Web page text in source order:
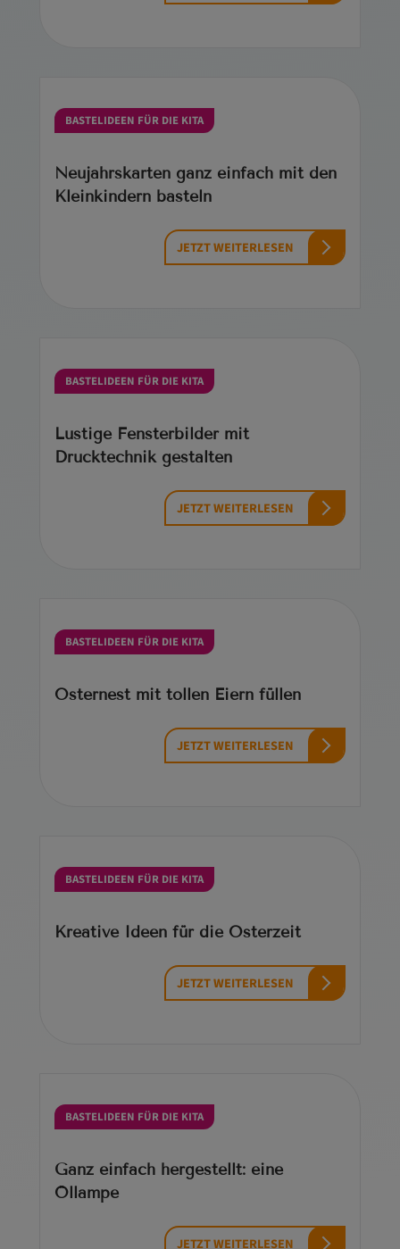
BASTELIDEEN FÜR DIE KITA
Neujahrskarten ganz einfach mit den
Kleinkindern basteln
JETZT WEITERLESEN
BASTELIDEEN FÜR DIE KITA
Lustige Fensterbilder mit
Drucktechnik gestalten
JETZT WEITERLESEN
BASTELIDEEN FÜR DIE KITA
Osternest mit tollen Eiern füllen
JETZT WEITERLESEN
BASTELIDEEN FÜR DIE KITA
Kreative Ideen für die Osterzeit
JETZT WEITERLESEN
BASTELIDEEN FÜR DIE KITA
Ganz einfach hergestellt: eine
Öllampe
JETZT WEITERLESEN